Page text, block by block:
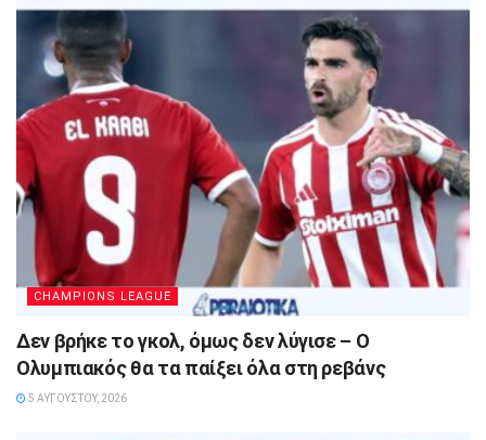
CHAMPIONS LEAGUE
Δεν βρήκε το γκολ, όμως δεν λύγισε – Ο
Ολυμπιακός θα τα παίξει όλα στη ρεβάνς
5 ΑΥΓΟΎΣΤΟΥ, 2026